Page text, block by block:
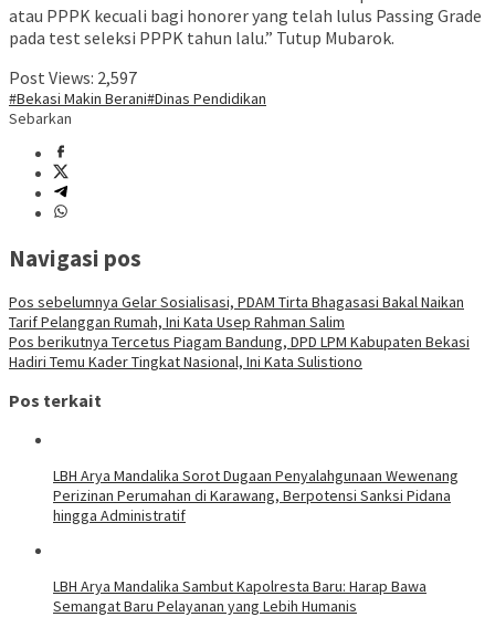
atau PPPK kecuali bagi honorer yang telah lulus Passing Grade
pada test seleksi PPPK tahun lalu.” Tutup Mubarok.
Post Views: 2,597
#Bekasi Makin Berani#Dinas Pendidikan
Sebarkan
Navigasi pos
Pos sebelumnya Gelar Sosialisasi, PDAM Tirta Bhagasasi Bakal Naikan
Tarif Pelanggan Rumah, Ini Kata Usep Rahman Salim
Pos berikutnya Tercetus Piagam Bandung, DPD LPM Kabupaten Bekasi
Hadiri Temu Kader Tingkat Nasional, Ini Kata Sulistiono
Pos terkait
LBH Arya Mandalika Sorot Dugaan Penyalahgunaan Wewenang
Perizinan Perumahan di Karawang, Berpotensi Sanksi Pidana
hingga Administratif
LBH Arya Mandalika Sambut Kapolresta Baru: Harap Bawa
Semangat Baru Pelayanan yang Lebih Humanis